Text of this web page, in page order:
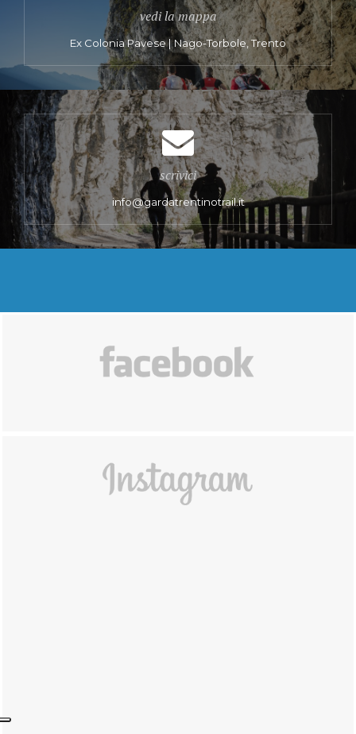
vedi la mappa
Ex Colonia Pavese | Nago-Torbole, Trento
scrivici
info@gardatrentinotrail.it